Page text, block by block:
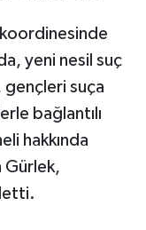
koordinesinde
yeni nesil suç
suça
bağlantılı
hakkında
Gürlek,